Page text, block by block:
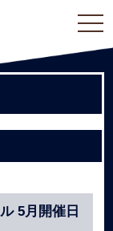
5月開催日